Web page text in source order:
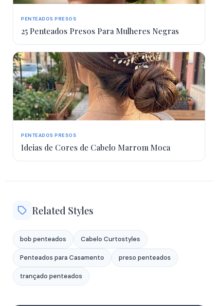
PENTEADOS PRESOS
25 Penteados Presos Para Mulheres Negras
PENTEADOS PRESOS
Ideias de Cores de Cabelo Marrom Moca
Related Styles
bob penteados Cabelo Curtostyles
Penteados para Casamento preso penteados
trançado penteados